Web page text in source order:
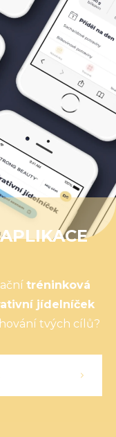
tréninková
jídelníček
tvých cílů?